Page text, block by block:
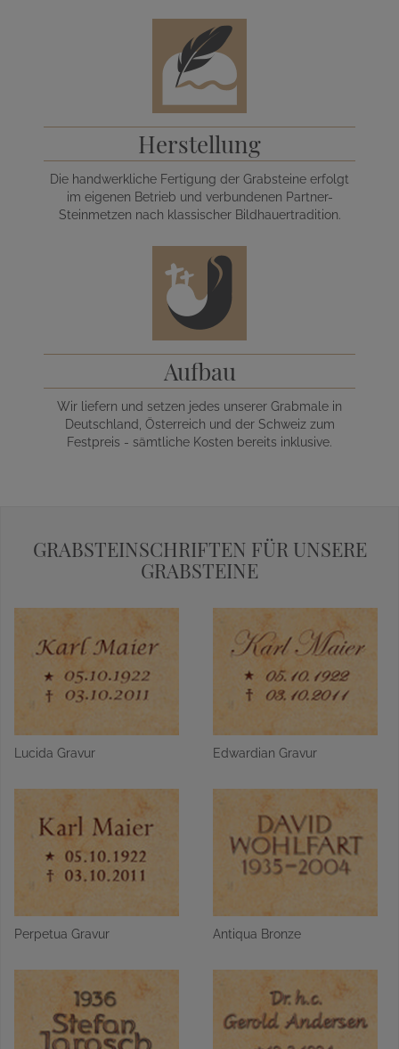
Herstellung
Die handwerkliche Fertigung der Grabsteine erfolgt
im eigenen Betrieb und verbundenen Partner-
Steinmetzen nach klassischer Bildhauertradition.
Aufbau
Wir liefern und setzen jedes unserer Grabmale in
Deutschland, Österreich und der Schweiz zum
Festpreis - sämtliche Kosten bereits inklusive.
GRABSTEINSCHRIFTEN FÜR UNSERE
GRABSTEINE
Lucida Gravur Edwardian Gravur
Perpetua Gravur Antiqua Bronze